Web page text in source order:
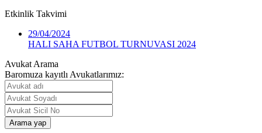
Etkinlik Takvimi
29/04/2024
HALI SAHA FUTBOL TURNUVASI 2024
Avukat Arama
Baromuza kayıtlı Avukatlarımız: